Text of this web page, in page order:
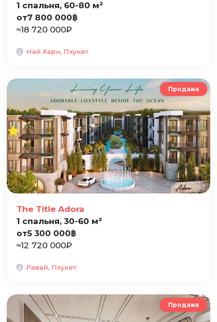
1 спальня, 60-80 м²
от7 800 000฿
≈18 720 000₽
Най Харн, Пхукет
Продажа
The Title Adora
1 спальня, 30-60 м²
от5 300 000฿
≈12 720 000₽
Равай, Пхукет
Продажа